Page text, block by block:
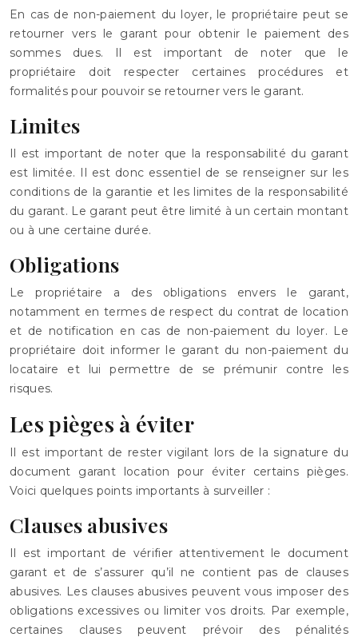
En cas de non-paiement du loyer, le propriétaire peut se
retourner vers le garant pour obtenir le paiement des
sommes dues. Il est important de noter que le
propriétaire doit respecter certaines procédures et
formalités pour pouvoir se retourner vers le garant.
Limites
Il est important de noter que la responsabilité du garant
est limitée. Il est donc essentiel de se renseigner sur les
conditions de la garantie et les limites de la responsabilité
du garant. Le garant peut être limité à un certain montant
ou à une certaine durée.
Obligations
Le propriétaire a des obligations envers le garant,
notamment en termes de respect du contrat de location
et de notification en cas de non-paiement du loyer. Le
propriétaire doit informer le garant du non-paiement du
locataire et lui permettre de se prémunir contre les
risques.
Les pièges à éviter
Il est important de rester vigilant lors de la signature du
document garant location pour éviter certains pièges.
Voici quelques points importants à surveiller :
Clauses abusives
Il est important de vérifier attentivement le document
garant et de s’assurer qu’il ne contient pas de clauses
abusives. Les clauses abusives peuvent vous imposer des
obligations excessives ou limiter vos droits. Par exemple,
certaines clauses peuvent prévoir des pénalités